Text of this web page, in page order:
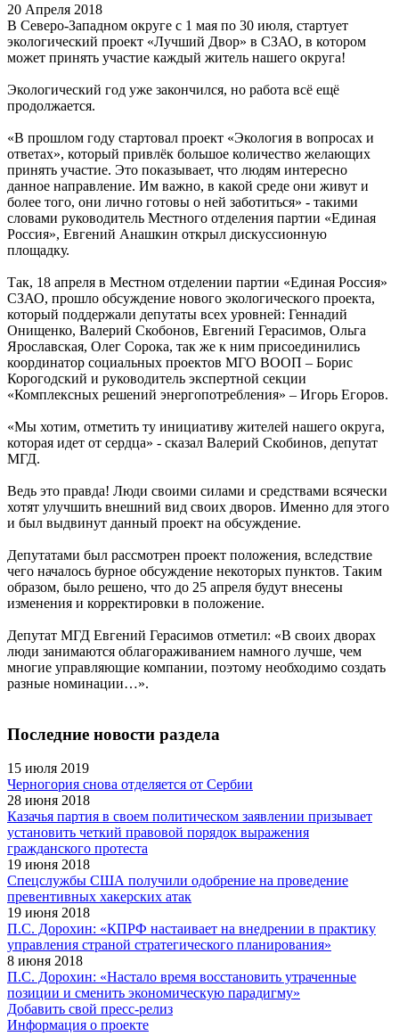
20 Апреля 2018
В Северо-Западном округе с 1 мая по 30 июля, стартует
экологический проект «Лучший Двор» в СЗАО, в котором
может принять участие каждый житель нашего округа!
Экологический год уже закончился, но работа всё ещё
продолжается.
«В прошлом году стартовал проект «Экология в вопросах и
ответах», который привлёк большое количество желающих
принять участие. Это показывает, что людям интересно
данное направление. Им важно, в какой среде они живут и
более того, они лично готовы о ней заботиться» - такими
словами руководитель Местного отделения партии «Единая
Россия», Евгений Анашкин открыл дискуссионную
площадку.
Так, 18 апреля в Местном отделении партии «Единая Россия»
СЗАО, прошло обсуждение нового экологического проекта,
который поддержали депутаты всех уровней: Геннадий
Онищенко, Валерий Скобонов, Евгений Герасимов, Ольга
Ярославская, Олег Сорока, так же к ним присоединились
координатор социальных проектов МГО ВООП – Борис
Корогодский и руководитель экспертной секции
«Комплексных решений энергопотребления» – Игорь Егоров.
«Мы хотим, отметить ту инициативу жителей нашего округа,
которая идет от сердца» - сказал Валерий Скобинов, депутат
МГД.
Ведь это правда! Люди своими силами и средствами всячески
хотят улучшить внешний вид своих дворов. Именно для этого
и был выдвинут данный проект на обсуждение.
Депутатами был рассмотрен проект положения, вследствие
чего началось бурное обсуждение некоторых пунктов. Таким
образом, было решено, что до 25 апреля будут внесены
изменения и корректировки в положение.
Депутат МГД Евгений Герасимов отметил: «В своих дворах
люди занимаются облагораживанием намного лучше, чем
многие управляющие компании, поэтому необходимо создать
разные номинации…».
Последние новости раздела
15 июля 2019
Черногория снова отделяется от Сербии
28 июня 2018
Казачья партия в своем политическом заявлении призывает
установить четкий правовой порядок выражения
гражданского протеста
19 июня 2018
Cпецслужбы США получили одобрение на проведение
превентивных хакерских атак
19 июня 2018
П.С. Дорохин: «КПРФ настаивает на внедрении в практику
управления страной стратегического планирования»
8 июня 2018
П.С. Дорохин: «Настало время восстановить утраченные
позиции и сменить экономическую парадигму»
Добавить свой пресс-релиз
Информация о проекте